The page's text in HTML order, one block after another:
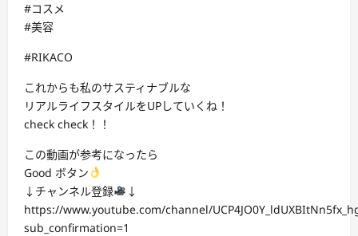
#コスメ
#美容
#RIKACO
これからも私のサスティナブルな
リアルライフスタイルをUPしていくね！
check check！！
この動画が参考になったら
Good ボタン
↓チャンネル登録
↓
https://www.youtube.com/channel/
sub_confirmation=1